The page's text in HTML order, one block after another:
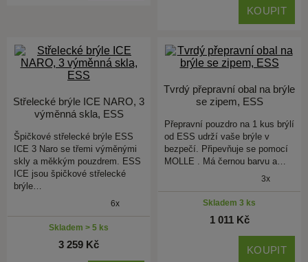
KOUPIT
Střelecké brýle ICE NARO, 3
výměnná skla, ESS
Špičkové střelecké brýle ESS
ICE 3 Naro se třemi výměnými
skly a měkkým pouzdrem. ESS
ICE jsou špičkové střelecké
brýle…
6x
Skladem > 5 ks
3 259 Kč
Tvrdý přepravní obal na brýle
se zipem, ESS
Přepravní pouzdro na 1 kus brýlí
od ESS udrží vaše brýle v
bezpečí. Připevňuje se pomocí
MOLLE . Má černou barvu a…
3x
Skladem 3 ks
1 011 Kč
KOUPIT